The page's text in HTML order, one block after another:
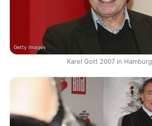
Getty Images
Karel Gott 2007 in Hamburg